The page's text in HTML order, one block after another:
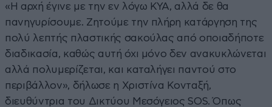
«Η αρχή έγινε με την εν λόγω ΚΥΑ, αλλά δε θα
πανηγυρίσουμε. Ζητούμε την πλήρη κατάργηση της
πολύ λεπτής πλαστικής σακούλας από οποιαδήποτε
διαδικασία, καθώς αυτή όχι μόνο δεν ανακυκλώνεται
αλλά πολυμερίζεται, και καταλήγει παντού στο
περιβάλλον», δήλωσε η Χριστίνα Κονταξή,
διευθύντρια του Δικτύου Μεσόγειος SOS. Όπως